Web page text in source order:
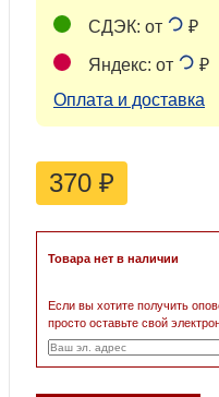
СДЭК: от ₽
Яндекс: от
₽
Оплата и доставка
370 ₽
Товара нет в наличии
Если вы хотите получить
просто оставьте свой